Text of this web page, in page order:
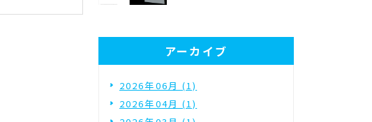
アーカイブ
2026年06月 (1)
2026年04月 (1)